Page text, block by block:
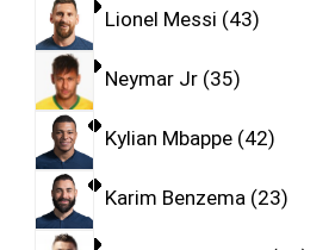
Lionel Messi 43
Neymar Jr 35
Kylian Mbappe 42
Karim Benzema 23